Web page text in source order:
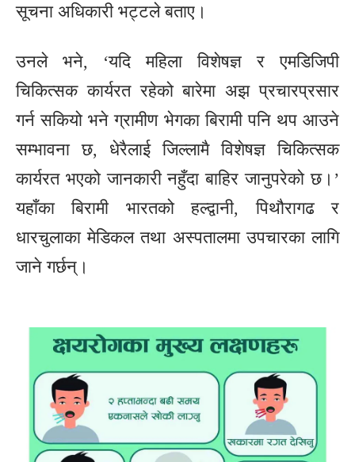
सूचना अधिकारी भट्टले बताए।
उनले भने, ‘यदि महिला विशेषज्ञ र एमडिजिपी
चिकित्सक कार्यरत रहेको बारेमा अझ प्रचारप्रसार
गर्न सकियो भने ग्रामीण भेगका बिरामी पनि थप आउने
सम्भावना छ, धेरैलाई जिल्लामै विशेषज्ञ चिकित्सक
कार्यरत भएको जानकारी नहुँदा बाहिर जानुपरेको छ।’
यहाँका बिरामी भारतको हल्द्वानी, पिथौरागढ र
धारचुलाका मेडिकल तथा अस्पतालमा उपचारका लागि
जाने गर्छन्।